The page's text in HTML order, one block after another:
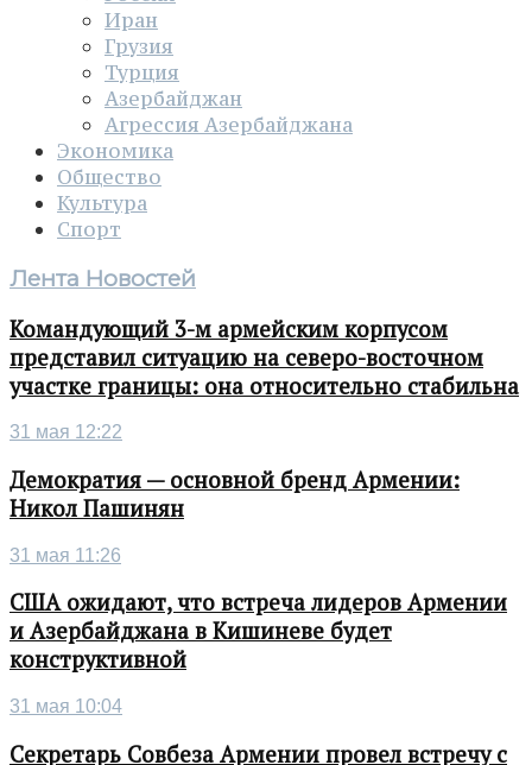
Иран
Грузия
Турция
Азербайджан
Агрессия Азербайджана
Экономика
Общество
Культура
Спорт
Лента Новостей
Командующий 3-м армейским корпусом
представил ситуацию на северо-восточном
участке границы: она относительно стабильна
31 мая 12:22
Демократия — основной бренд Армении:
Никол Пашинян
31 мая 11:26
США ожидают, что встреча лидеров Армении
и Азербайджана в Кишиневе будет
конструктивной
31 мая 10:04
Секретарь Совбеза Армении провел встречу с